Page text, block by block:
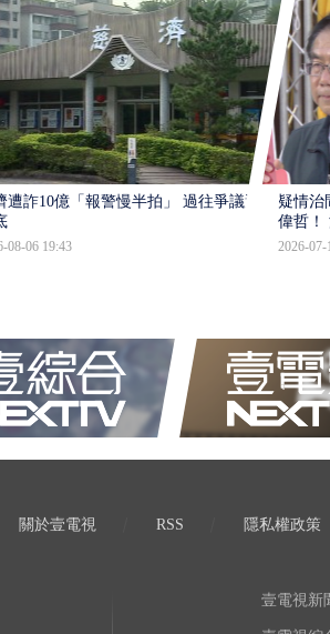
遭詐10億「報警慢半拍」 過往爭議遭
08-06 19:43
疑情治
偉哲！
2026-07-
關於壹電視 RSS 隱私權政策
壹電視新